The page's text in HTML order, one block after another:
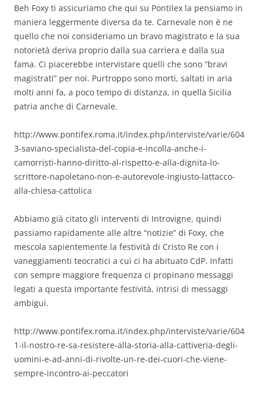
Beh Foxy ti assicuriamo che qui su Pontilex la pensiamo in
maniera leggermente diversa da te. Carnevale non è ne
quello che noi consideriamo un bravo magistrato e la sua
notorietà deriva proprio dalla sua carriera e dalla sua
fama. Ci piacerebbe intervistare quelli che sono “bravi
magistrati” per noi. Purtroppo sono morti, saltati in aria
molti anni fa, a poco tempo di distanza, in quella Sicilia
patria anche di Carnevale.
http://www.pontifex.roma.it/index.php/interviste/varie/604
3-saviano-specialista-del-copia-e-incolla-anche-i-
camorristi-hanno-diritto-al-rispetto-e-alla-dignita-lo-
scrittore-napoletano-non-e-autorevole-ingiusto-lattacco-
alla-chiesa-cattolica
Abbiamo già citato gli interventi di Introvigne, quindi
passiamo rapidamente alle altre “notizie” di Foxy, che
mescola sapientemente la festività di Cristo Re con i
vaneggiamenti teocratici a cui ci ha abituato CdP. Infatti
con sempre maggiore frequenza ci propinano messaggi
legati a questa importante festività, intrisi di messaggi
ambigui.
http://www.pontifex.roma.it/index.php/interviste/varie/604
1-il-nostro-re-sa-resistere-alla-storia-alla-cattiveria-degli-
uomini-e-ad-anni-di-rivolte-un-re-dei-cuori-che-viene-
sempre-incontro-ai-peccatori